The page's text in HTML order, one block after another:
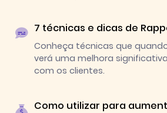
7 técnicas e dicas de
Conheça técnicas que
verá uma melhora
com os clientes.
Como utilizar para